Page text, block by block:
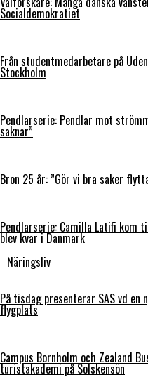
Socialdemokratiet
Från studentmedarbetare på
Stockholm
Pendlarserie: Pendlar mot
saknar”
Bron 25 år: ”Gör vi bra saker
Pendlarserie: Camilla Latifi kom
blev kvar i Danmark
Näringsliv
På tisdag presenterar SAS vd en
flygplats
Campus Bornholm och Zealand
turistakademi på Solskensön